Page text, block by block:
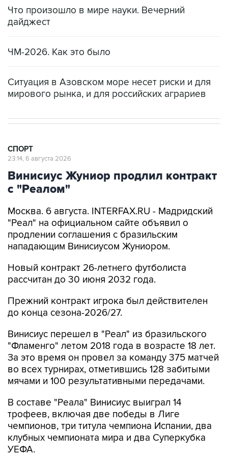
Что произошло в мире науки. Вечерний
дайджест
ЧМ-2026. Как это было
Ситуация в Азовском море несет риски и для
мирового рынка, и для российских аграриев
СПОРТ
23:14, 6 августа 2026
Винисиус Жуниор продлил контракт
с "Реалом"
Москва. 6 августа. INTERFAX.RU - Мадридский
"Реал" на официальном сайте объявил о
продлении соглашения с бразильским
нападающим Винисиусом Жуниором.
Новый контракт 26-летнего футболиста
рассчитан до 30 июня 2032 года.
Прежний контракт игрока был действителен
до конца сезона-2026/27.
Винисиус перешел в "Реал" из бразильского
"Фламенго" летом 2018 года в возрасте 18 лет.
За это время он провел за команду 375 матчей
во всех турнирах, отметившись 128 забитыми
мячами и 100 результативными передачами.
В составе "Реала" Винисиус выиграл 14
трофеев, включая две победы в Лиге
чемпионов, три титула чемпиона Испании, два
клубных чемпионата мира и два Суперкубка
УЕФА.